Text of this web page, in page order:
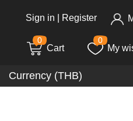
Sign in Register
0
Cart
0
My
Currency (THB)